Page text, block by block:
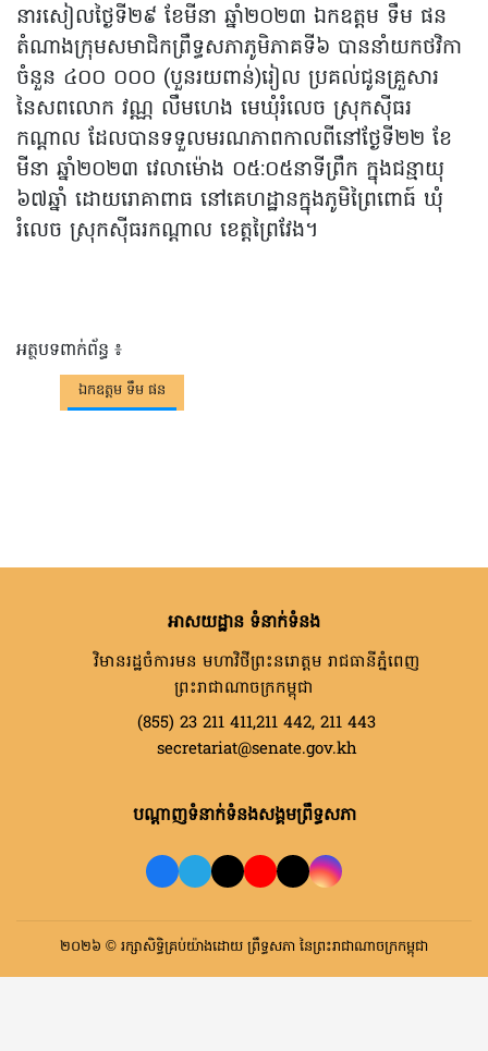
នារសៀលថ្ងៃទី២៩ ខែមីនា ឆ្នាំ២០២៣ ឯកឧត្តម ទឹម ផន
តំណាងក្រុមសមាជិកព្រឹទ្ធសភាភូមិភាគទី៦ បាននាំយកថវិកា
ចំនួន ៤០០ ០០០ (បួនរយពាន់)រៀល ប្រគល់ជូនគ្រួសារ
នៃសពលោក វណ្ណ លឹមហេង មេឃុំរំលេច ស្រុកសុីធរ
កណ្តាល ដែលបានទទួលមរណភាពកាលពីនៅថែ្ងទី២២ ខែ
មីនា ឆ្នាំ២០២៣ វេលាម៉ោង ០៥:០៥នាទីព្រឹក ក្នុងជន្មាយុ
៦៧ឆ្នាំ ដោយរោគាពាធ នៅគេហដ្ឋានក្នុងភូមិព្រៃពោធ៍ ឃុំ
រំលេច ស្រុកសុីធរកណ្តាល ខេត្តព្រៃវែង។
អត្ថបទពាក់ព័ន្ធ ៖
ឯកឧត្តម ទឹម ផន
អាសយដ្ឋាន ទំនាក់ទំនង
វិមានរដ្ឋចំការមន មហាវិថីព្រះនរោត្តម រាជធានីភ្នំពេញ
ព្រះរាជាណាចក្រកម្ពុជា
(855) 23 211 411,211 442, 211 443
secretariat@senate.gov.kh
បណ្តាញទំនាក់ទំនងសង្គមព្រឹទ្ធសភា
២០២៦ © រក្សាសិទ្ធិគ្រប់យ៉ាងដោយ ព្រឹទ្ធសភា នៃព្រះរាជាណាចក្រកម្ពុជា